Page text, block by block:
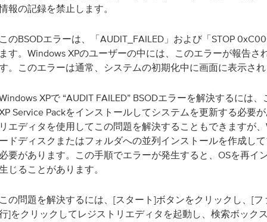
報の記録を禁止します。
のBSODエラーは、「AUDIT_FAILED」および「STOP
す。Windows XPのユーザーの中には、このエラーが報告さ
。このエラーは通常、システムの初期化中に画面に表示さ
XPで “AUDIT FAILED” BSODエラーを解決するには
Service Packをインストールしてシステムを更新する必要
エディタを使用してこの問題を解決することもできますが
ドディスクまたはフォルダへの並列インストールを作成し
要があります。この手順でエラーが発生すると、OSを再イ
じることがあります。
の問題を解決するには、[スタート]ボタンをクリックし、[
]をクリックしてレジストリエディタを起動し、検索ボック